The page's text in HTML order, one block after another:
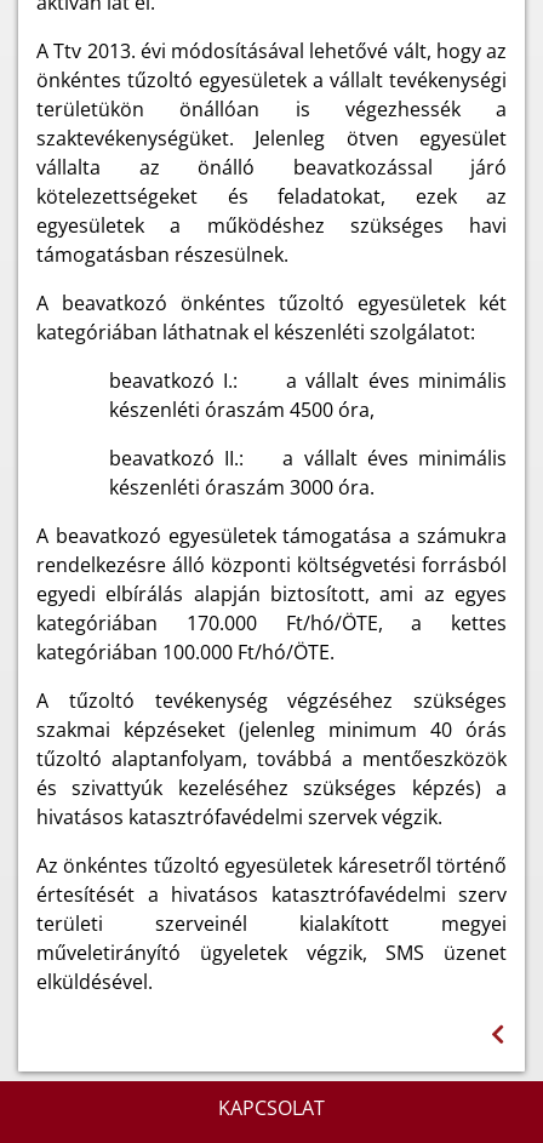
A Ttv 2013. évi módosításával lehetővé vált, hogy az
önkéntes tűzoltó egyesületek a vállalt tevékenységi
területükön önállóan is végezhessék a
szaktevékenységüket. Jelenleg ötven egyesület
vállalta az önálló beavatkozással járó
kötelezettségeket és feladatokat, ezek az
egyesületek a működéshez szükséges havi
támogatásban részesülnek.
A beavatkozó önkéntes tűzoltó egyesületek két
kategóriában láthatnak el készenléti szolgálatot:
beavatkozó I.: a vállalt éves minimális
készenléti óraszám 4500 óra,
beavatkozó II.: a vállalt éves minimális
készenléti óraszám 3000 óra.
A beavatkozó egyesületek támogatása a számukra
rendelkezésre álló központi költségvetési forrásból
egyedi elbírálás alapján biztosított, ami az egyes
kategóriában 170.000 Ft/hó/ÖTE, a kettes
kategóriában 100.000 Ft/hó/ÖTE.
A tűzoltó tevékenység végzéséhez szükséges
szakmai képzéseket (jelenleg minimum 40 órás
tűzoltó alaptanfolyam, továbbá a mentőeszközök
és szivattyúk kezeléséhez szükséges képzés) a
hivatásos katasztrófavédelmi szervek végzik.
Az önkéntes tűzoltó egyesületek káresetről történő
értesítését a hivatásos katasztrófavédelmi szerv
területi szerveinél kialakított megyei
műveletirányító ügyeletek végzik, SMS üzenet
elküldésével.
KAPCSOLAT